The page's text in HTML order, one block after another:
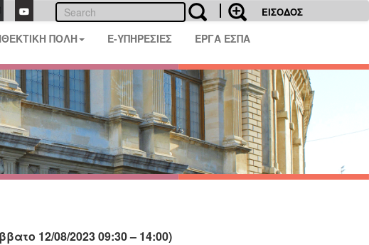
ΕΙΣΟΔΟΣ
ΠΟΛΗ E-ΥΠΗΡΕΣΙΕΣ ΕΡΓΑ ΕΣΠΑ
12/08/2023 09:30 – 14:00)